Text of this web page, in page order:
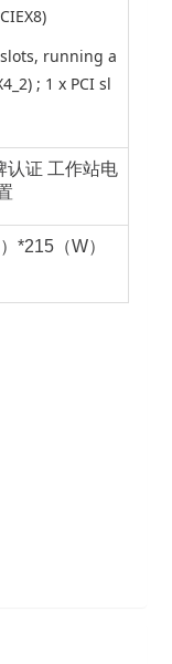
slots, running a
; 1 x PCI sl
认证 工作站电
*215（W）